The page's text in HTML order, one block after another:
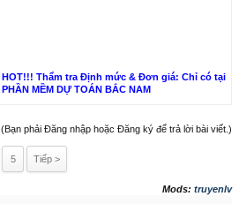
HOT!!! Thẩm tra Định mức & Đơn giá: Chỉ có tại
PHẦN MỀM DỰ TOÁN BẮC NAM
(Bạn phải Đăng nhập hoặc Đăng ký để trả lời bài viết.)
5 Tiếp >
Mods: truyenlv